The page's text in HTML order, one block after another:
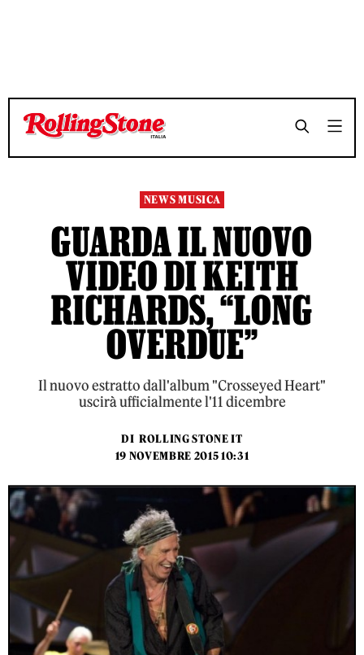
TEMPO DI LETTURA 2 MINUTI
TEMPO DI LETTURA 2 MINUTI
NEWS MUSICA
GUARDA IL NUOVO
VIDEO DI KEITH
RICHARDS, “LONG
OVERDUE”
Il nuovo estratto dall'album "Crosseyed Heart"
uscirà ufficialmente l'11 dicembre
DI ROLLING STONE IT
19 NOVEMBRE 2015 10:31